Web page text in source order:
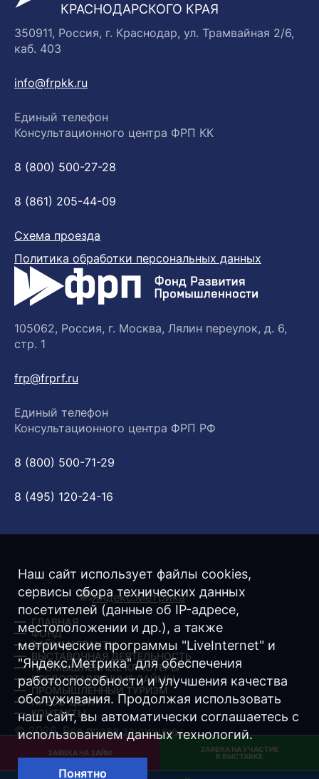
ЗАЯВКА НА ЗАЙМ
ЗАЯВКА НА УЧАСТИЕ
В ВЫСТАВКЕ
КРАСНОДАРСКОГО КРАЯ
350911, Россия, г. Краснодар, ул. Трамвайная 2/6,
каб. 403
info@frpkk.ru
Единый телефон
Консультационного центра ФРП КК
8 (800) 500-27-28
8 (861) 205-44-09
Схема проезда
Политика обработки персональных данных
105062, Россия, г. Москва, Лялин переулок, д. 6,
стр. 1
frp@frprf.ru
Единый телефон
Консультационного центра ФРП РФ
8 (800) 500-71-29
8 (495) 120-24-16
ГЛАВНАЯ
ФОНД
ЗАЙМЫ/ ГРАНТЫ
ВЫСТАВОЧНАЯ ДЕЯТЕЛЬНОСТЬ
ПРОМЫШЛЕННЫЕ КЛАСТЕРЫ
ПРЕДОСТАВЛЕННЫЕ ЗАЙМЫ
ПРОМЫШЛЕННЫЙ ТУРИЗМ
ПРЕСС-ЦЕНТР
КОНТАКТЫ
© 2026. Все права защищены.
Разработка -Интернет-Имидж
Наш сайт использует файлы cookies,
сервисы сбора технических данных
посетителей (данные об IP-адресе,
местоположении и др.), а также
метрические программы "LiveInternet" и
"Яндекс.Метрика" для обеспечения
работоспособности и улучшения качества
обслуживания. Продолжая использовать
наш сайт, вы автоматически соглашаетесь с
использованием данных технологий.
Понятно